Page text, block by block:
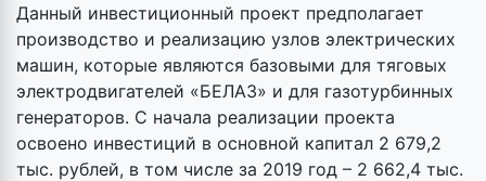
Данный инвестиционный проект предполагает
производство и реализацию узлов электрических
машин, которые являются базовыми для тяговых
электродвигателей «БЕЛАЗ» и для газотурбинных
генераторов. С начала реализации проекта
освоено инвестиций в основной капитал 2 679,2
тыс. рублей, в том числе за 2019 год – 2 662,4 тыс.